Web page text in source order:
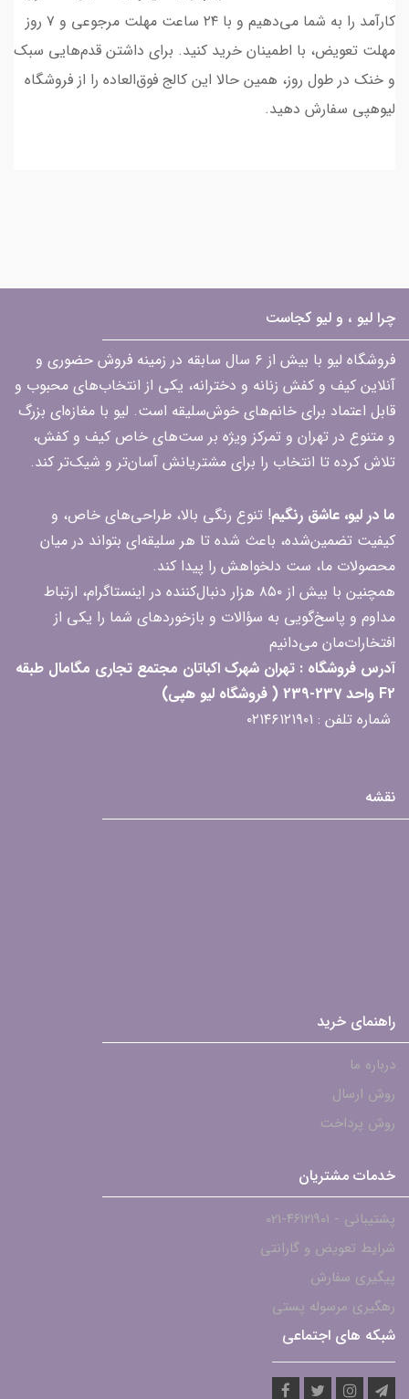
کارآمد را به شما می‌دهیم و با ۲۴ ساعت مهلت مرجوعی و ۷ روز
مهلت تعویض، با اطمینان خرید کنید. برای داشتن قدم‌هایی سبک
و خنک در طول روز، همین حالا این کالج فوق‌العاده را از فروشگاه
لیوهپی سفارش دهید.
چرا لیو ، و لیو کجاست
فروشگاه لیو با بیش از ۶ سال سابقه در زمینه فروش حضوری و
آنلاین کیف و کفش زنانه و دخترانه، یکی از انتخاب‌های محبوب و
قابل اعتماد برای خانم‌های خوش‌سلیقه است. لیو با مغازه‌ای بزرگ
و متنوع در تهران و تمرکز ویژه بر ست‌های خاص کیف و کفش،
تلاش کرده تا انتخاب را برای مشتریانش آسان‌تر و شیک‌تر کند.
ما در لیو، عاشق رنگیم! تنوع رنگی بالا، طراحی‌های خاص، و
کیفیت تضمین‌شده، باعث شده تا هر سلیقه‌ای بتواند در میان
محصولات ما، ست دلخواهش را پیدا کند.
همچنین با بیش از ۸۵۰ هزار دنبال‌کننده در اینستاگرام، ارتباط
مداوم و پاسخ‌گویی به سؤالات و بازخوردهای شما را یکی از
افتخارات‌مان می‌دانیم
آدرس فروشگاه : تهران شهرک اکباتان مجتمع تجاری مگامال طبقه
F2 واحد 237-239 ( فروشگاه لیو هپی)
شماره تلفن : ۰۲۱۴۶۱۲۱۹۰۱
نقشه
راهنمای خرید
درباره ما
روش ارسال
روش پرداخت
خدمات مشتریان
پشتیبانی - ۴۶۱۲۱۹۰۱-021
شرایط تعویض و گارانتی
پیگیری سفارش
رهگیری مرسوله پستی
شبکه های اجتماعی